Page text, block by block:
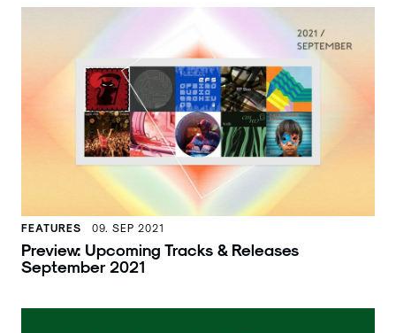
FEATURES 09. SEP 2021
Preview: Upcoming Tracks & Releases
September 2021